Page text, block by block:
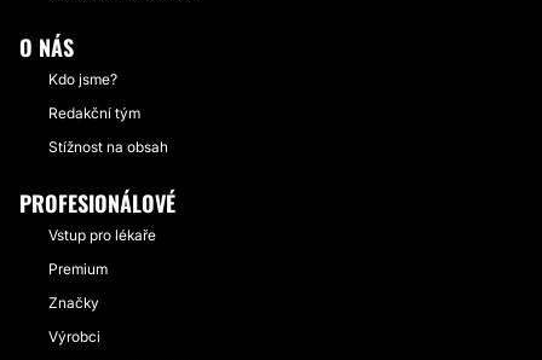
O NÁS
Kdo jsme?
Redakční tým
Stížnost na obsah
PROFESIONÁLOVÉ
Vstup pro lékaře
Premium
Značky
Výrobci